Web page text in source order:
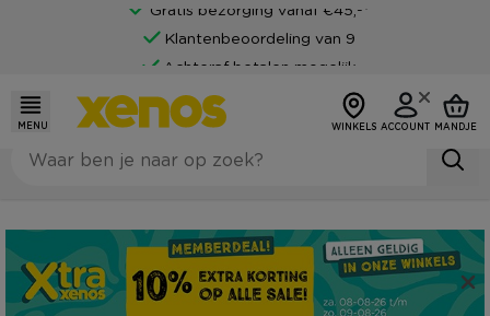
Gratis bezorging vanaf €45,-*
Klantenbeoordeling van 9
Achteraf betalen mogelijk
MENU WINKELS ACCOUNT MANDJE